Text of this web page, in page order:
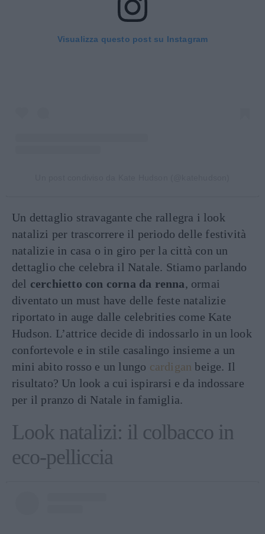
Visualizza questo post su Instagram
Un dettaglio stravagante che rallegra i look
natalizi per trascorrere il periodo delle festività
natalizie in casa o in giro per la città con un
dettaglio che celebra il Natale. Stiamo parlando
del cerchietto con corna da renna, ormai
diventato un must have delle feste natalizie
riportato in auge dalle celebrities come Kate
Hudson. L’attrice decide di indossarlo in un look
confortevole e in stile casalingo insieme a un
mini abito rosso e un lungo cardigan beige. Il
risultato? Un look a cui ispirarsi e da indossare
per il pranzo di Natale in famiglia.
Look natalizi: il colbacco in
eco-pelliccia